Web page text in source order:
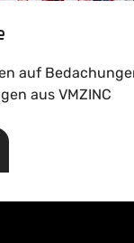
auf
aus VMZINC